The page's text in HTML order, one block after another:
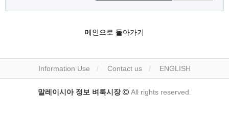
메인으로 돌아가기
Information Use Contact us ENGLISH
말레이시아 정보 벼룩시장 All rights reserved.